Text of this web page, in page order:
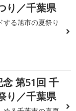
り／千葉県
る旭市の夏祭り
第51回 千
り／千葉県